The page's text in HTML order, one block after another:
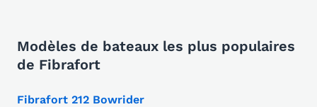
Modèles de bateaux les plus populaires
de Fibrafort
Fibrafort 212 Bowrider